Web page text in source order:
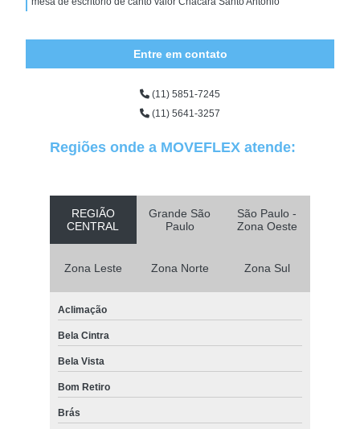
Entre em contato
(11) 5851-7245
(11) 5641-3257
Regiões onde a MOVEFLEX atende:
REGIÃO
CENTRAL
Grande São
Paulo
São Paulo -
Zona Oeste
Zona Leste Zona Norte Zona Sul
Aclimação
Bela Cintra
Bela Vista
Bom Retiro
Brás